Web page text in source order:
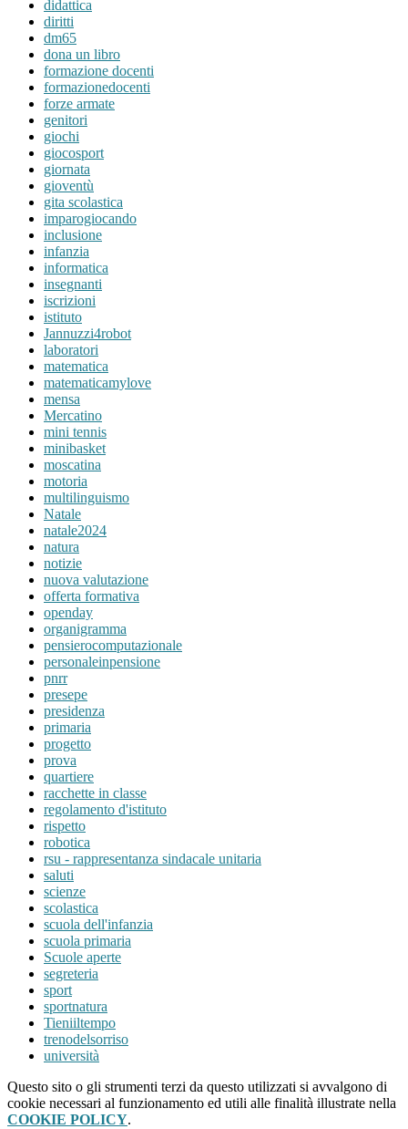
didattica
diritti
dm65
dona un libro
formazione docenti
formazionedocenti
forze armate
genitori
giochi
giocosport
giornata
gioventù
gita scolastica
imparogiocando
inclusione
infanzia
informatica
insegnanti
iscrizioni
istituto
Jannuzzi4robot
laboratori
matematica
matematicamylove
mensa
Mercatino
mini tennis
minibasket
moscatina
motoria
multilinguismo
Natale
natale2024
natura
notizie
nuova valutazione
offerta formativa
openday
organigramma
pensierocomputazionale
personaleinpensione
pnrr
presepe
presidenza
primaria
progetto
prova
quartiere
racchette in classe
regolamento d'istituto
rispetto
robotica
rsu - rappresentanza sindacale unitaria
saluti
scienze
scolastica
scuola dell'infanzia
scuola primaria
Scuole aperte
segreteria
sport
sportnatura
Tieniiltempo
trenodelsorriso
università
Questo sito o gli strumenti terzi da questo utilizzati si avvalgono di
cookie necessari al funzionamento ed utili alle finalità illustrate nella
COOKIE POLICY.